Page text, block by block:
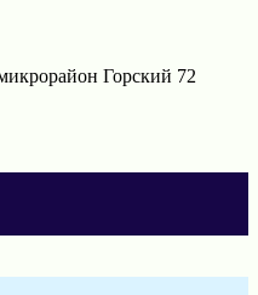
Горский 72